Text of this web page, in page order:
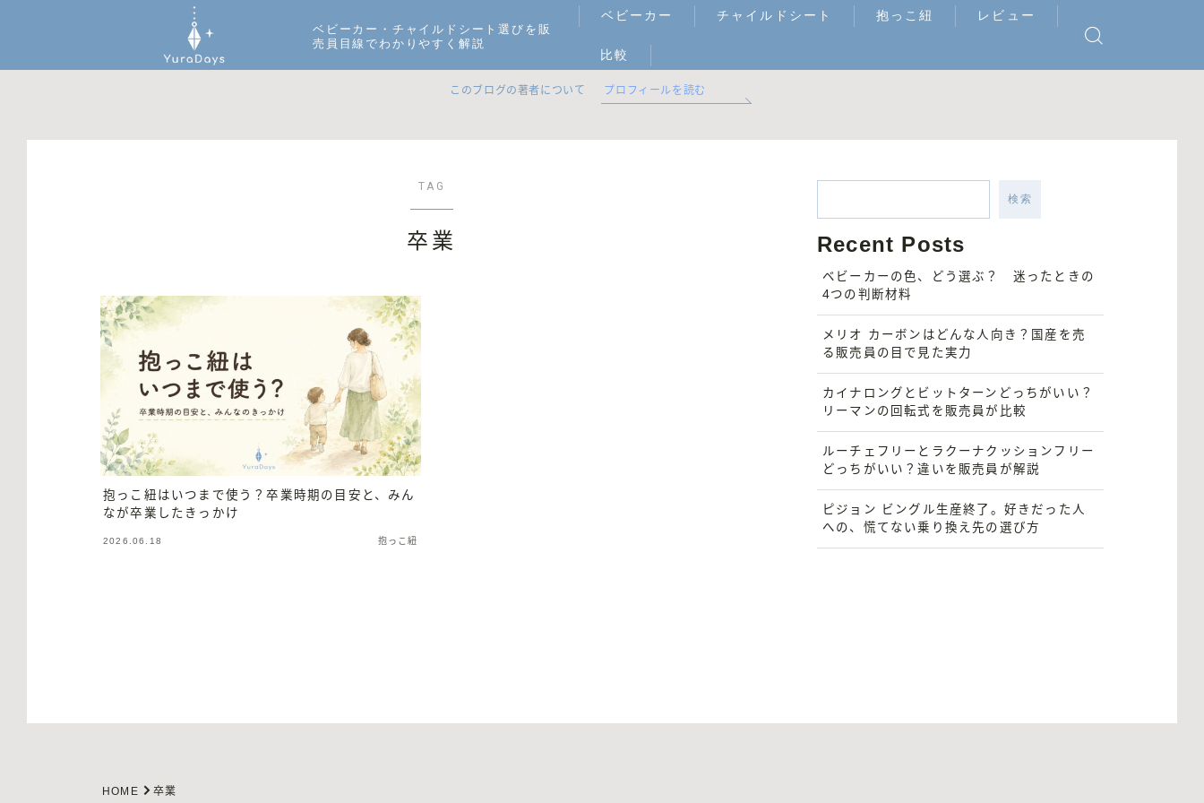
ベビーカー・チャイルドシート選びを販
売員目線でわかりやすく解説
ベビーカー チャイルドシート 抱っこ紐 レビュー
比較
このブログの著者について プロフィールを読む
TAG
卒業
抱っこ紐はいつまで使う？卒業時期の目安と、みん
なが卒業したきっかけ
2026.06.18 抱っこ紐
検索
Recent Posts
ベビーカーの色、どう選ぶ？ 迷ったときの
4つの判断材料
メリオ カーボンはどんな人向き？国産を売
る販売員の目で見た実力
カイナロングとビットターンどっちがいい？
リーマンの回転式を販売員が比較
ルーチェフリーとラクーナクッションフリー
どっちがいい？違いを販売員が解説
ピジョン ビングル生産終了。好きだった人
への、慌てない乗り換え先の選び方
HOME 卒業